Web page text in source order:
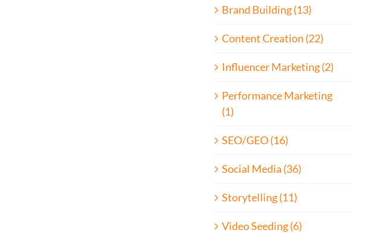
Brand Building (13)
Content Creation (22)
Influencer Marketing (2)
Performance Marketing
(1)
SEO/GEO (16)
Social Media (36)
Storytelling (11)
Video Seeding (6)